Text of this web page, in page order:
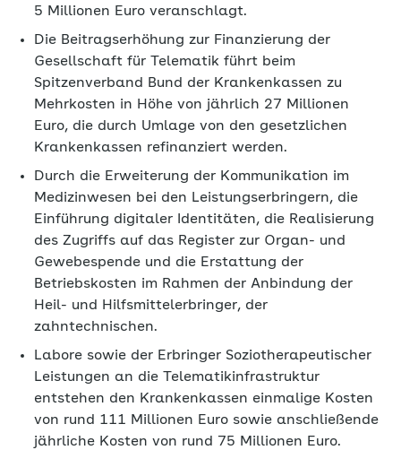
5 Millionen Euro veranschlagt.
Die Beitragserhöhung zur Finanzierung der
Gesellschaft für Telematik führt beim
Spitzenverband Bund der Krankenkassen zu
Mehrkosten in Höhe von jährlich 27 Millionen
Euro, die durch Umlage von den gesetzlichen
Krankenkassen refinanziert werden.
Durch die Erweiterung der Kommunikation im
Medizinwesen bei den Leistungserbringern, die
Einführung digitaler Identitäten, die Realisierung
des Zugriffs auf das Register zur Organ- und
Gewebespende und die Erstattung der
Betriebskosten im Rahmen der Anbindung der
Heil- und Hilfsmittelerbringer, der
zahntechnischen.
Labore sowie der Erbringer Soziotherapeutischer
Leistungen an die Telematikinfrastruktur
entstehen den Krankenkassen einmalige Kosten
von rund 111 Millionen Euro sowie anschließende
jährliche Kosten von rund 75 Millionen Euro.